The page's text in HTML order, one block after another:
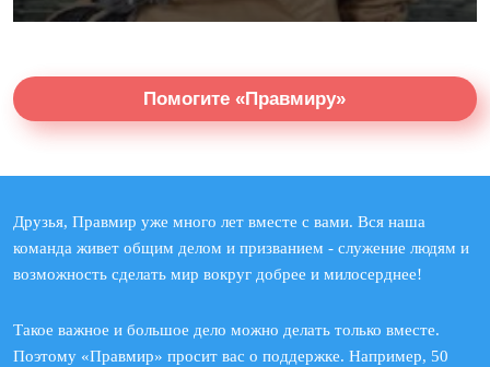
Помогите «Правмиру»
Друзья, Правмир уже много лет вместе с вами. Вся наша
команда живет общим делом и призванием - служение людям и
возможность сделать мир вокруг добрее и милосерднее!
Такое важное и большое дело можно делать только вместе.
Поэтому «Правмир» просит вас о поддержке. Например, 50